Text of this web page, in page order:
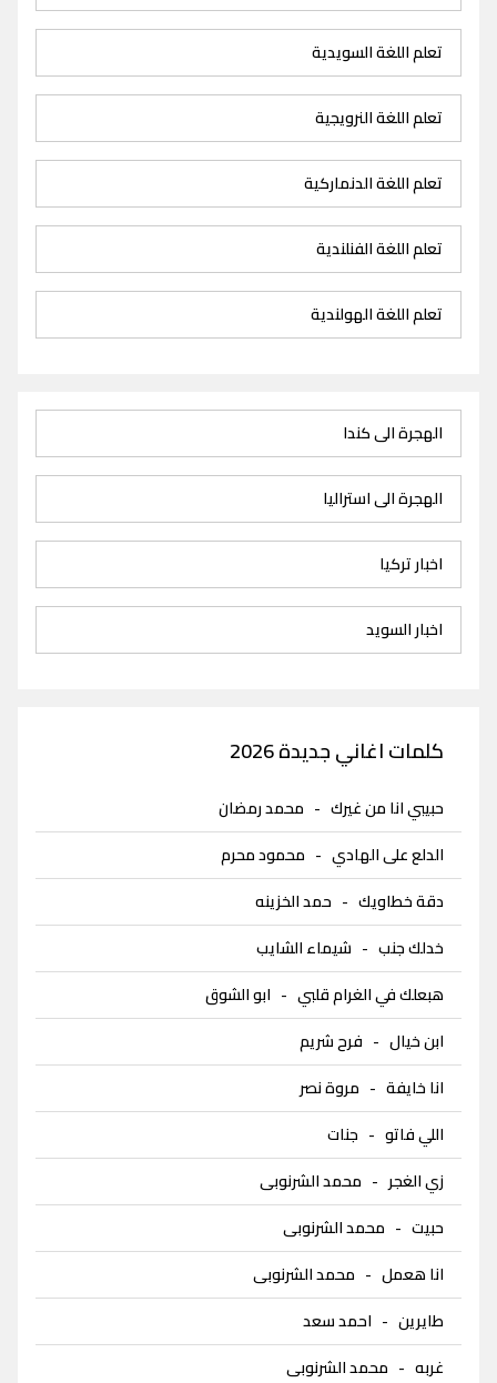
تعلم اللغة السويدية
تعلم اللغة النرويجية
تعلم اللغة الدنماركية
تعلم اللغة الفنلندية
تعلم اللغة الهولندية
الهجرة الى كندا
الهجرة الى استراليا
اخبار تركيا
اخبار السويد
كلمات اغاني جديدة 2026
حبيبي انا من غيرك - محمد رمضان
الدلع على الهادي - محمود محرم
دقة خطاويك - حمد الخزينه
خدلك جنب - شيماء الشايب
هبعلك في الغرام قلبي - ابو الشوق
ابن خيال - فرح شريم
انا خايفة - مروة نصر
اللي فاتو - جنات
زي الغجر - محمد الشرنوبى
حبيت - محمد الشرنوبى
انا هعمل - محمد الشرنوبى
طايرين - احمد سعد
غربه - محمد الشرنوبى